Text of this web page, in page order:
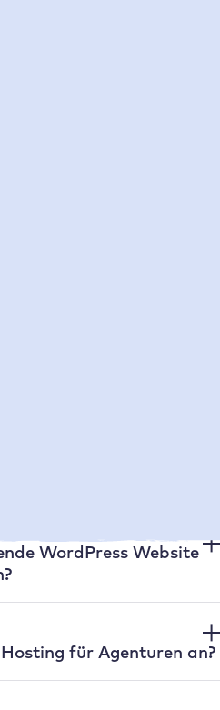
WordPress Website
für Agenturen an?